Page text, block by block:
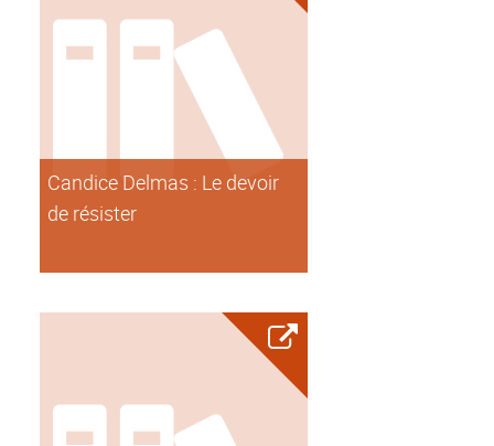
Candice Delmas : Le devoir
de résister